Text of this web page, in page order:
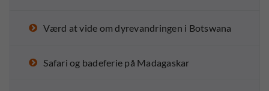
Værd at vide om dyrevandringen i Botswana
Safari og badeferie på Madagaskar